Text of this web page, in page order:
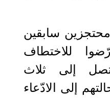
سابقين
للاختطاف
تصل إلى ثلاث
إلى الادّعاء